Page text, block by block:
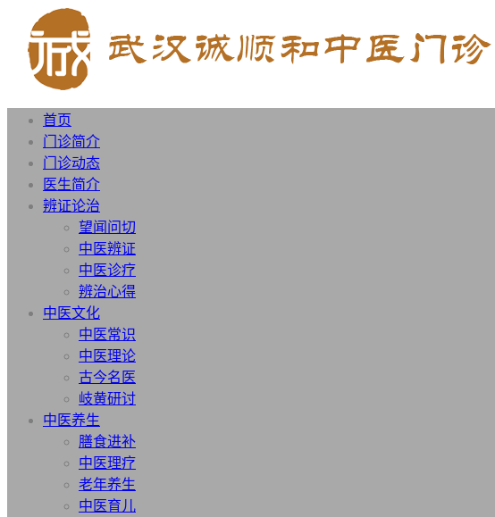
首页
门诊简介
门诊动态
医生简介
辨证论治
望闻问切
中医辨证
中医诊疗
辨治心得
中医文化
中医常识
中医理论
古今名医
岐黄研讨
中医养生
膳食进补
中医理疗
老年养生
中医育儿